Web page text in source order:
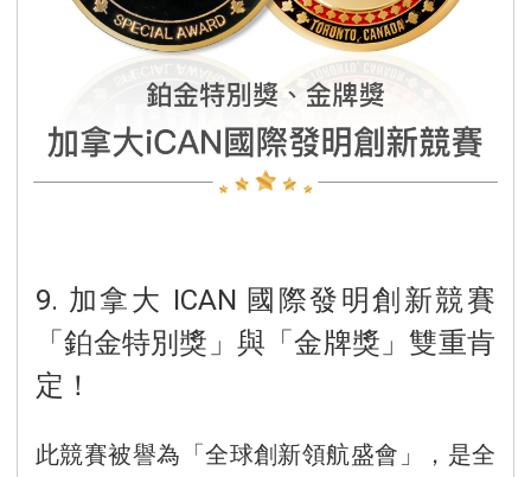
9. 加拿大 ICAN 國際發明創新競賽
「鉑金特別獎」與「金牌獎」雙重肯
定！
此競賽被譽為「全球創新領航盛會」，是全